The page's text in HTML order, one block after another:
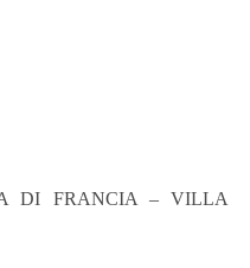
DI FRANCIA – VILLA